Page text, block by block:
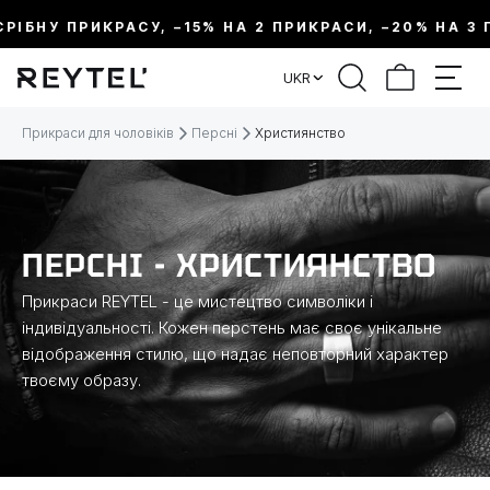
ПРИКРАСУ, –15% НА 2 ПРИКРАСИ, –20% НА 3
UKR
Прикраси для чоловіків Персні Християнство
ПЕРСНІ - ХРИСТИЯНСТВО
Прикраси REYTEL - це мистецтво символіки і
індивідуальності. Кожен перстень має своє унікальне
відображення стилю, що надає неповторний характер
твоєму образу.
ФІЛЬТР
МЕТАЛ
ВИД ПРИКРАСИ
КОЛЕКЦІЇ
РОЗМІР